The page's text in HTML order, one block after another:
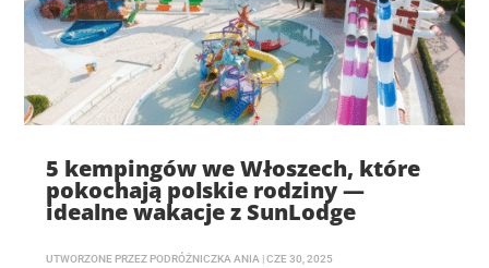
5 kempingów we Włoszech, które
pokochają polskie rodziny —
idealne wakacje z SunLodge
UTWORZONE PRZEZ PODRÓŻNICZKA ANIA |CZE 30, 2025